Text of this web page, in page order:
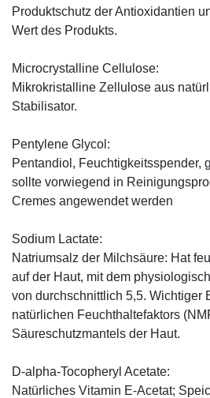
Produktschutz der Antioxidantien
Wert des Produkts.
Microcrystalline Cellulose:
Mikrokristalline Zellulose aus
Stabilisator.
Pentylene Glycol:
Pentandiol, Feuchtigkeitsspender,
sollte vorwiegend in
Cremes angewendet werden
Sodium Lactate:
Natriumsalz der Milchsäure: Hat
auf der Haut, mit dem
von durchschnittlich 5,5. Wichtiger
natürlichen Feuchthaltefaktors
Säureschutzmantels der Haut.
D-alpha-Tocopheryl Acetate:
Natürliches Vitamin E-Acetat;